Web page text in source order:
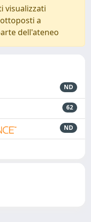
visualizzati
a
dell'ateneo
ND
62
ND